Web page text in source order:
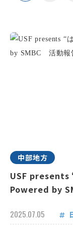
中部地方
USF presents
Powered by
2025.07.05